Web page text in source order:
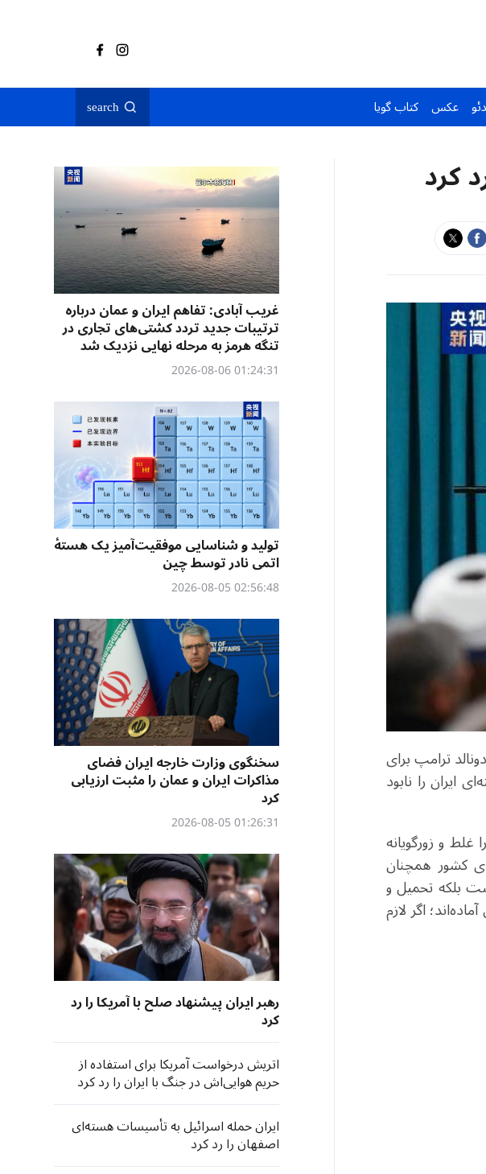
عکس کتاب گویا search
کرد
دونالد ترامپ برای
ایران را نابود
و زورگویانه
کشور همچنان
بلکه تحمیل و
اگر لازم
غریب آبادی: تفاهم ایران و عمان درباره
ترتیبات جدید تردد کشتی‌های تجاری در
تنگه هرمز به مرحله نهایی نزدیک شد
01:24:31 2026-08-06
تولید و شناسایی موفقیت‌آمیز یک هستهٔ
اتمی نادر توسط چین
02:56:48 2026-08-05
سخنگوی وزارت خارجه ایران فضای
مذاکرات ایران و عمان را مثبت ارزیابی
کرد
01:26:31 2026-08-05
رهبر ایران پیشنهاد صلح با آمریکا را رد
کرد
اتریش درخواست آمریکا برای استفاده از
حریم هوایی‌اش در جنگ با ایران را رد کرد
ایران حمله اسرائیل به تأسیسات هسته‌ای
اصفهان را رد کرد